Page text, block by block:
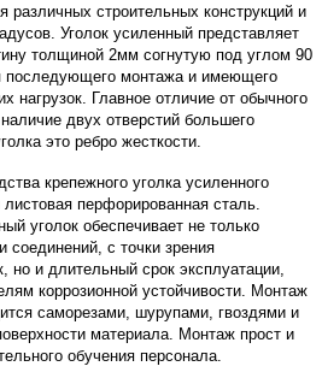
различных строительных конструкций и
Уголок усиленный представляет
толщиной 2мм согнутую под углом 90
последующего монтажа и имеющего
нагрузок Главное отличие от обычного
двух отверстий большего
это ребро жесткости.
крепежного уголка усиленного
перфорированная сталь.
уголок обеспечивает не только
соединений, с точки зрения
но и длительный срок эксплуатации,
коррозионной устойчивости. Монтаж
саморезами, шурупами, гвоздями и
материала. Монтаж прост и
обучения персонала.